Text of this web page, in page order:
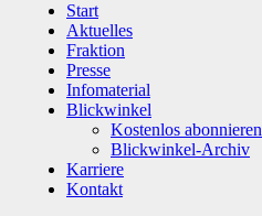
Start
Aktuelles
Fraktion
Presse
Infomaterial
Blickwinkel
Kostenlos abonnieren
Blickwinkel-Archiv
Karriere
Kontakt